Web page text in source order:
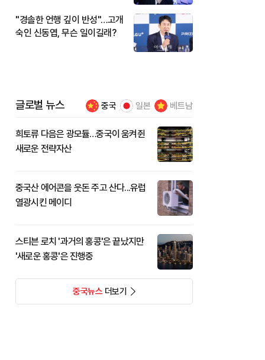
"경솔한 언행 깊이 반성"…고개
숙인 신동엽, 무슨 일이길래?
글로벌 뉴스 중국 일본 베트남
희토류 다음은 광모듈…중국이 움켜쥔
새로운 전략자산
중국산 에어콘을 웃돈 주고 산다...유럽
열광시킨 메이디
스티븐 로치 '과거의 홍콩'은 끝났지만
'새로운 홍콩'은 진행중
중국뉴스더보기